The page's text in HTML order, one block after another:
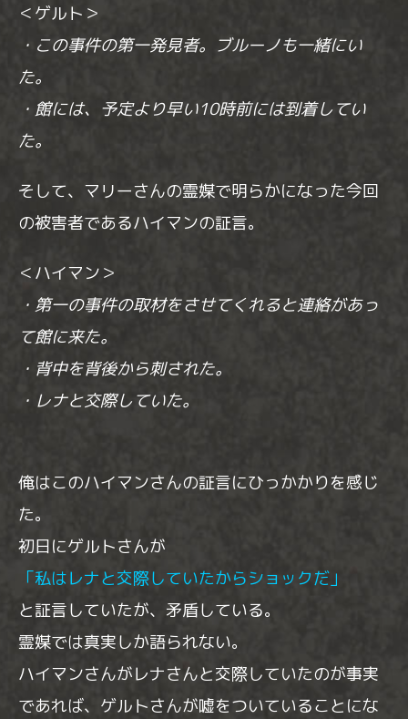
＜ゲルト＞
・この事件の第一発見者。ブルーノも一緒にい
た。
・館には、予定より早い10時前には到着してい
た。
そして、マリーさんの霊媒で明らかになった今回
の被害者であるハイマンの証言。
＜ハイマン＞
・第一の事件の取材をさせてくれると連絡があっ
て館に来た。
・背中を背後から刺された。
・レナと交際していた。
俺はこのハイマンさんの証言にひっかかりを感じ
た。
初日にゲルトさんが
「私はレナと交際していたからショックだ」
と証言していたが、矛盾している。
霊媒では真実しか語られない。
ハイマンさんがレナさんと交際していたのが事実
であれば、ゲルトさんが嘘をついていることにな